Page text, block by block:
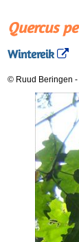
Quercus
Wintereik
© Ruud Beringen -